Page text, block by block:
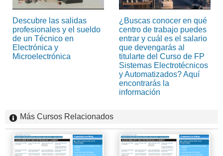
Descubre las salidas
profesionales y el sueldo
de un Técnico en
Electrónica y
Microelectrónica
¿Buscas conocer en qué
centro de trabajo puedes
entrar y cuál es el salario
que devengarás al
titularte del Curso de FP
Sistemas Electrotécnicos
y Automatizados? Aquí
encontrarás la
información
Más Cursos Relacionados